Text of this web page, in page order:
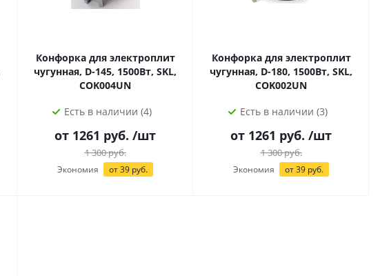
Конфорка для электроплит
чугунная, D-145, 1500Вт, SKL,
COK004UN
Есть в наличии (4)
от 1261 руб. /шт
1 300руб.
Экономия от39 руб.
Конфорка для электроплит
чугунная, D-180, 1500Вт, SKL,
COK002UN
Есть в наличии (3)
от 1261 руб. /шт
1 300руб.
Экономия от39 руб.